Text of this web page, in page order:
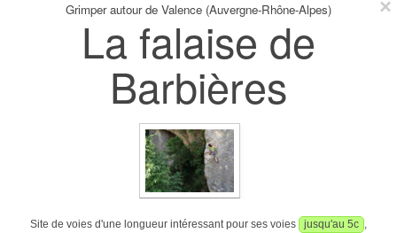
Grimper autour de Valence (Auvergne-Rhône-Alpes)
La falaise de
Barbières
Site de voies d'une longueur intéressant pour ses voies jusqu'au 5c ,